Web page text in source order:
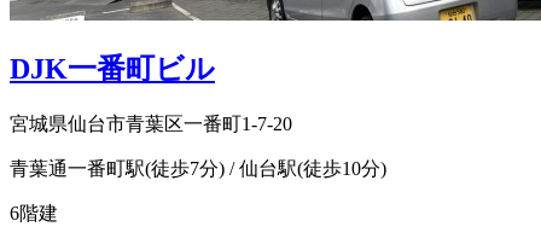
DJK一番町ビル
宮城県仙台市青葉区一番町1-7-20
青葉通一番町駅(徒歩7分) / 仙台駅(徒歩10分)
6階建